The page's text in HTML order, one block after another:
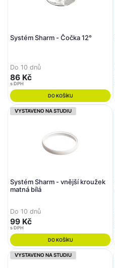
Systém Sharm - Čočka 12°
Do 10 dnů
86 Kč
s DPH
DO KOŠÍKU
VYSTAVENO NA STUDIU
Systém Sharm - vnější kroužek
matná bílá
Do 10 dnů
99 Kč
s DPH
DO KOŠÍKU
VYSTAVENO NA STUDIU